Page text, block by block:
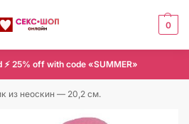
0
25% off with code «SUMMER»
из неоскин — 20,2 см.